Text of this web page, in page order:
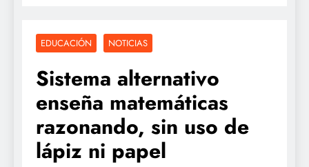
EDUCACIÓN NOTICIAS
Sistema alternativo
enseña matemáticas
razonando, sin uso de
lápiz ni papel